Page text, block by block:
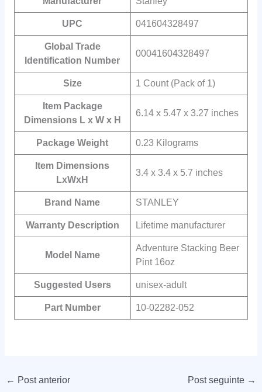
UPC ‎041604328497
Global Trade
Identification Number
‎00041604328497
Size ‎1 Count (Pack of 1)
Item Package
Dimensions L x W x H
‎6.14 x 5.47 x 3.27 inches
Package Weight ‎0.23 Kilograms
Item Dimensions
LxWxH
‎3.4 x 3.4 x 5.7 inches
Brand Name ‎STANLEY
Warranty Description ‎Lifetime manufacturer
Model Name
‎Adventure Stacking Beer
Pint 16oz
Suggested Users ‎unisex-adult
Part Number ‎10-02282-052
← Post anterior Post seguinte →